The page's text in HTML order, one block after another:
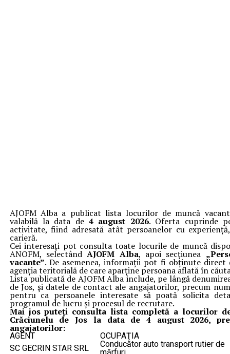
AJOFM Alba a publicat lista locurilor de muncă
valabilă la data de4 august 2026. Oferta cuprinde
activitate, fiind adresată atât persoanelor cu
carieră.
Cei interesați pot consulta toate locurile de muncă
ANOFM, selectândAJOFM Alba, apoi secțiunea
vacante”. De asemenea, informații pot fi obținute direct
agenția teritorială de care aparține persoana aflată în
Lista publicată de AJOFM Alba include, pe lângă
de Jos, și datele de contact ale angajatorilor, precum
pentru ca persoanele interesate să poată solicita
programul de lucru și procesul de recrutare.
Mai jos puteți consulta lista completă a locurilor
Crăciunelu de Jos la data de 4 august 2026,
angajatorilor:
AGENT
OCUPAŢIA
SC GECRIN STAR SRL
Conducător auto transport rutier de